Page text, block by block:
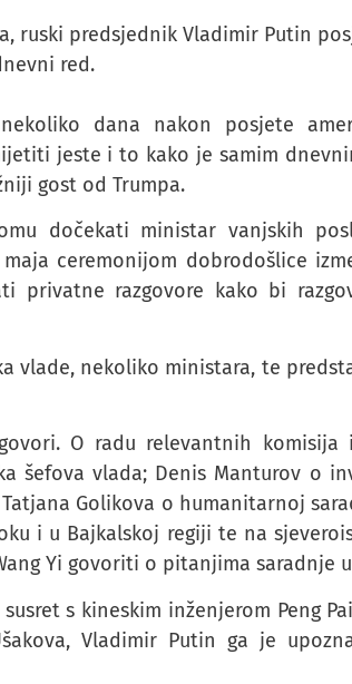
ruski predsjednik Vladimir Putin
red.
dana nakon posjete
jeste i to kako je samim
gost od Trumpa.
dočekati ministar vanjskih
ceremonijom dobrodošlice
privatne razgovore kako bi
vlade, nekoliko ministara, te
O radu relevantnih komisija
šefova vlada; Denis Manturov o
Golikova o humanitarnoj
i u Bajkalskoj regiji te na
Yi govoriti o pitanjima saradnje
s kineskim inženjerom Peng
Vladimir Putin ga je